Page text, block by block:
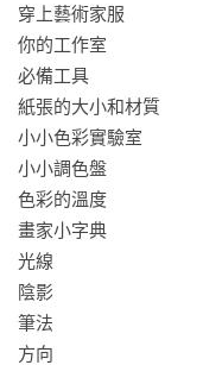
•	打破刻板觀念，多元豐富，樂趣十足！
•	詳細引導，以趣味圖示法，基礎概念一次就懂！
誠摯推薦
王傑(畫家/巴塞隆納大
館長) 、鄭開翔(《街屋
黎業煒 (沛綠地設計/聯
推薦語
「自由與歡樂，是創作
——王傑(畫家/巴塞隆納
穿上藝術家服
你的工作室
必備工具
紙張的大小和材質
小小色彩實驗室
小小調色盤
色彩的溫度
畫家小字典
光線
陰影
筆法
方向